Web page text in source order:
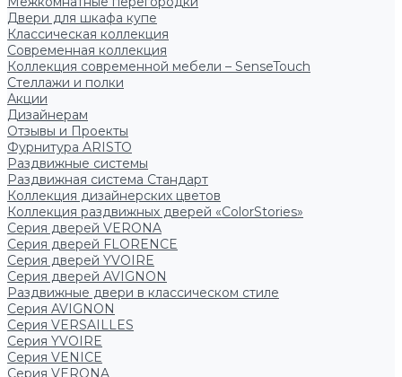
Двери для шкафа купе
Классическая коллекция
Современная коллекция
Коллекция современной мебели – SenseTouch
Стеллажи и полки
Акции
Дизайнерам
Отзывы и Проекты
Фурнитура ARISTO
Раздвижные системы
Раздвижная система Стандарт
Коллекция дизайнерских цветов
Коллекция раздвижных дверей «ColorStories»
Серия дверей VERONA
Серия дверей FLORENCE
Серия дверей YVOIRE
Серия дверей AVIGNON
Раздвижные двери в классическом стиле
Серия AVIGNON
Серия VERSAILLES
Серия YVOIRE
Серия VENICE
Серия VERONA